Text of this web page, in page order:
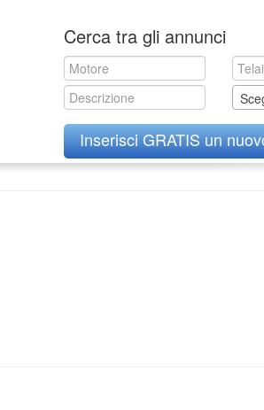
to
content
Cerca tra gli annunci
Inserisci GRATIS un